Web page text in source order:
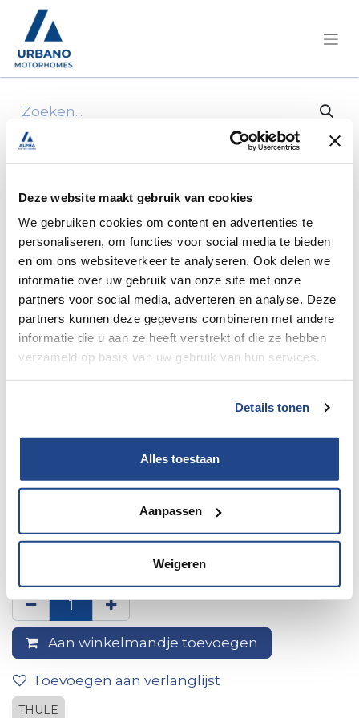
Deze website maakt gebruik van cookies
We gebruiken cookies om content en advertenties te
personaliseren, om functies voor social media te bieden
en om ons websiteverkeer te analyseren. Ook delen we
informatie over uw gebruik van onze site met onze
partners voor social media, adverteren en analyse. Deze
partners kunnen deze gegevens combineren met andere
informatie die u aan ze heeft verstrekt of die ze hebben
verzameld op basis van uw gebruik van hun services.
Details tonen
Alles toestaan
Aanpassen
Weigeren
Alle producten
12 V Relay for Omnistor 8000 Electric
12 V Relay for Omnistor 8000
Electric
Aan winkelmandje toevoegen
Toevoegen aan verlanglijst
THULE